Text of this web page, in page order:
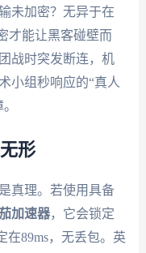
未加密？无异于在
才能让黑客碰壁而
战时突发断连，机
小组秒响应的“真人
形
真理。若使用具备
加速器，它会锁定
在89ms，无丢包。英